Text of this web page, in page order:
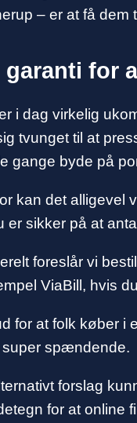
– er at få dem
garanti for
i dag virkelig
tvunget til at
gange byde på
kan det alligevel
er sikker på at
foreslår vi
ViaBill, hvis
for at folk køber i
super spændende.
forslag
for at online